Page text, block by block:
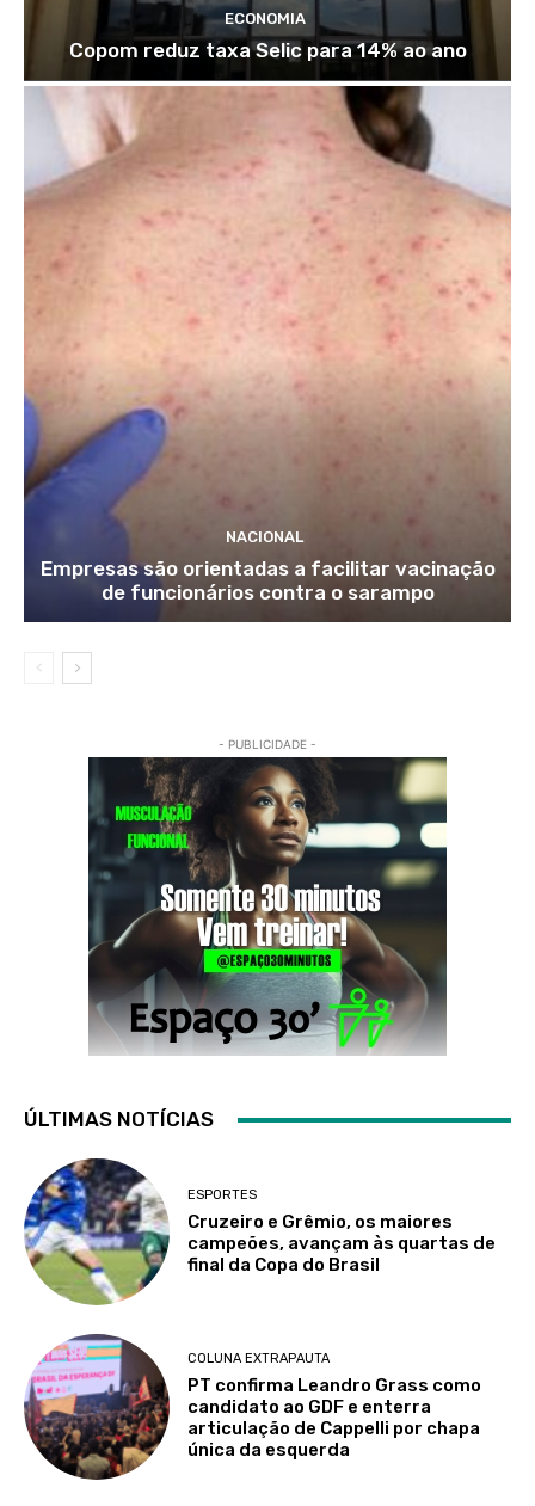
ECONOMIA
Copom reduz taxa Selic para 14% ao ano
NACIONAL
Empresas são orientadas a facilitar vacinação
de funcionários contra o sarampo
- PUBLICIDADE -
ÚLTIMAS NOTÍCIAS
ESPORTES
Cruzeiro e Grêmio, os maiores
campeões, avançam às quartas de
final da Copa do Brasil
COLUNA EXTRAPAUTA
PT confirma Leandro Grass como
candidato ao GDF e enterra
articulação de Cappelli por chapa
única da esquerda